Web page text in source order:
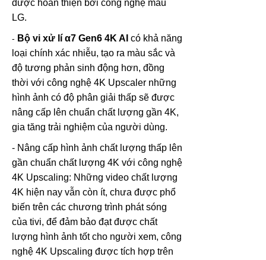
được hoàn thiện bởi công nghệ màu
LG.
- Bộ vi xử lí α7 Gen6 4K AI có khả năng
loại chính xác nhiễu, tạo ra màu sắc và
độ tương phản sinh động hơn, đồng
thời với công nghệ 4K Upscaler những
hình ảnh có độ phân giải thấp sẽ được
nâng cấp lên chuẩn chất lượng gần 4K,
gia tăng trải nghiệm của người dùng.
- Nâng cấp hình ảnh chất lượng thấp lên
gần chuẩn chất lượng 4K với công nghệ
4K Upscaling: Những video chất lượng
4K hiện nay vẫn còn ít, chưa được phổ
biến trên các chương trình phát sóng
của tivi, để đảm bảo đạt được chất
lượng hình ảnh tốt cho người xem, công
nghệ 4K Upscaling được tích hợp trên